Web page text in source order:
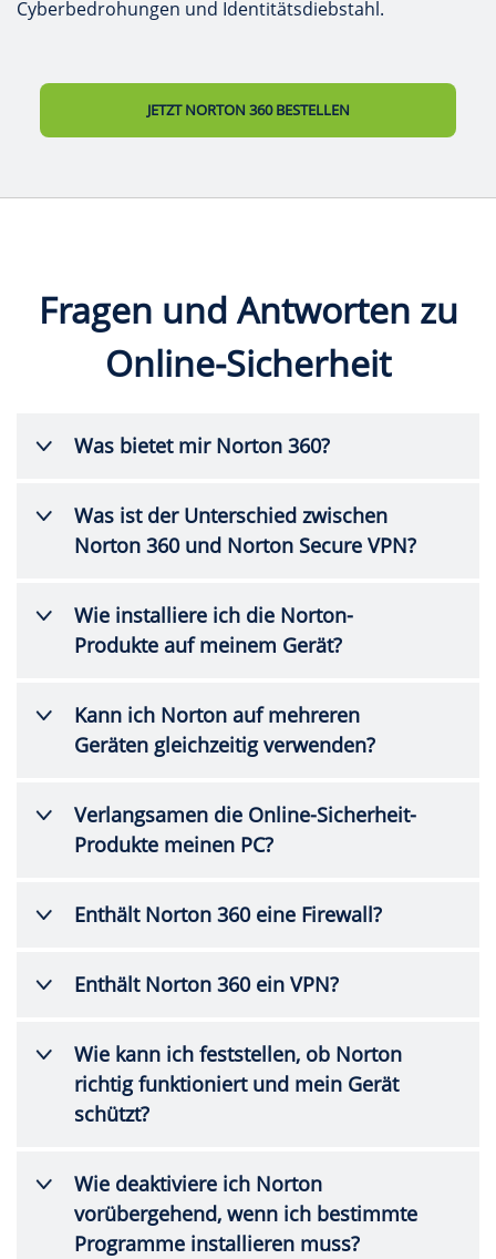
Cyberbedrohungen und Identitätsdiebstahl.
JETZT NORTON 360 BESTELLEN
Fragen und Antworten zu
Online-Sicherheit
Was bietet mir Norton 360?
Was ist der Unterschied zwischen
Norton 360 und Norton Secure VPN?
Wie installiere ich die Norton-
Produkte auf meinem Gerät?
Kann ich Norton auf mehreren
Geräten gleichzeitig verwenden?
Verlangsamen die Online-Sicherheit-
Produkte meinen PC?
Enthält Norton 360 eine Firewall?
Enthält Norton 360 ein VPN?
Wie kann ich feststellen, ob Norton
richtig funktioniert und mein Gerät
schützt?
Wie deaktiviere ich Norton
vorübergehend, wenn ich bestimmte
Programme installieren muss?